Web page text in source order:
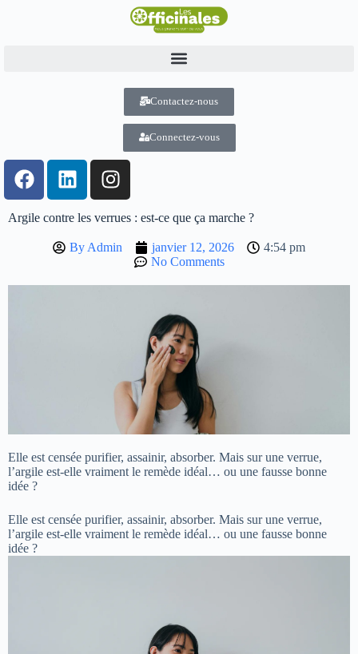
Contactez-nous
Connectez-vous
Argile contre les verrues : est-ce que ça marche ?
By Admin janvier 12, 2026
4:54 pm
No Comments
Elle est censée purifier, assainir, absorber. Mais sur une verrue,
l’argile est-elle vraiment le remède idéal… ou une fausse bonne
idée ?
Elle est censée purifier, assainir, absorber. Mais sur une verrue,
l’argile est-elle vraiment le remède idéal… ou une fausse bonne
idée ?